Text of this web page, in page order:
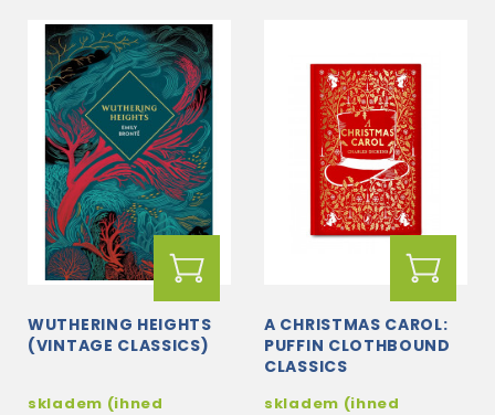
WUTHERING HEIGHTS
(VINTAGE CLASSICS)
skladem (ihned
A CHRISTMAS CAROL:
PUFFIN CLOTHBOUND
CLASSICS
skladem (ihned